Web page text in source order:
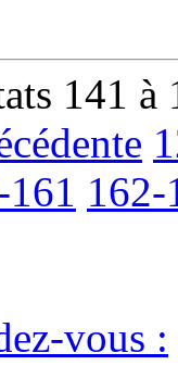
141 à
162-
vous :